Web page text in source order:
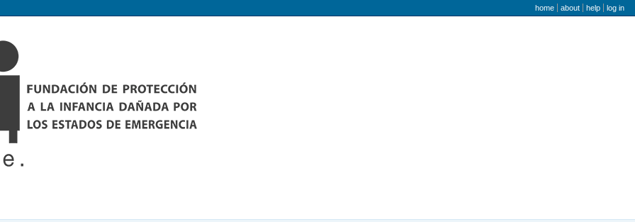
user menu
home about help log in